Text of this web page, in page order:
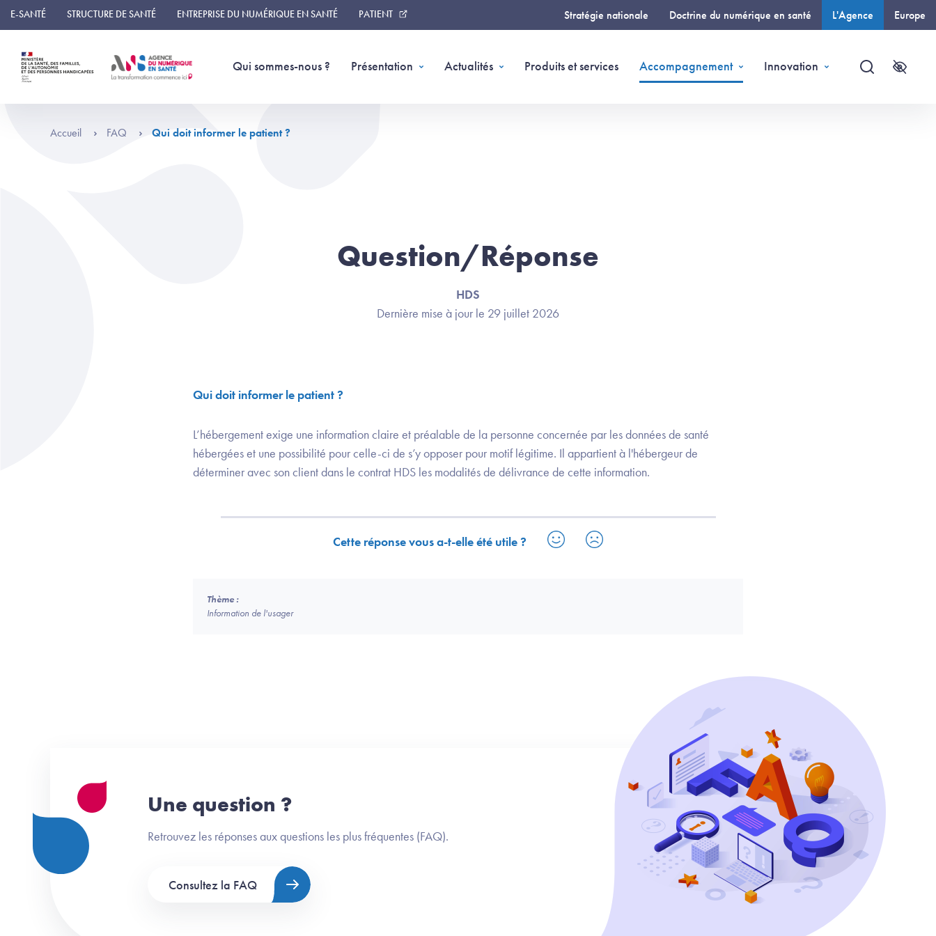
Panneau de gestion des cookies
E-SANTÉ STRUCTURE DE SANTÉ ENTREPRISE DU NUMÉRIQUE EN SANTÉ PATIENT Stratégie nationale Doctrine du numérique en santé L'Agence Europe
Qui sommes-nous ? Présentation Actualités Produits et services Accompagnement Innovation
Recherche
Accueil FAQ Qui doit informer le patient ?
Question/Réponse
HDS
Dernière mise à jour le 29 juillet 2026
Qui doit informer le patient ?
L’hébergement exige une information claire et préalable de la personne concernée par les données de santé
hébergées et une possibilité pour celle-ci de s’y opposer pour motif légitime. Il appartient à l'hébergeur de
déterminer avec son client dans le contrat HDS les modalités de délivrance de cette information.
Cette réponse vous a-t-elle été utile ?
Thème :
Information de l'usager
Une question ?
Retrouvez les réponses aux questions les plus fréquentes (FAQ).
Consultez la FAQ